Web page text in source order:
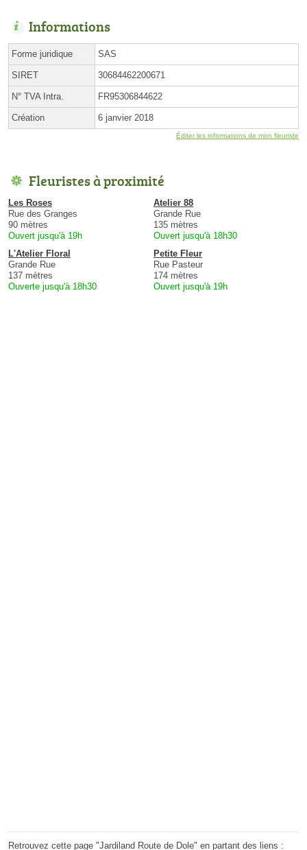
Informations
Forme juridique SAS
SIRET 30684462200671
N° TVA Intra. FR95306844622
Création 6 janvier 2018
Éditer les informations de mon fleuriste
Fleuristes à proximité
Les Roses
Rue des Granges
90 mètres
Ouvert jusqu'à 19h
Atelier 88
Grande Rue
135 mètres
Ouvert jusqu'à 18h30
L'Atelier Floral
Grande Rue
137 mètres
Ouverte jusqu'à 18h30
Petite Fleur
Rue Pasteur
174 mètres
Ouvert jusqu'à 19h
Retrouvez cette page "Jardiland Route de Dole" en partant des liens :